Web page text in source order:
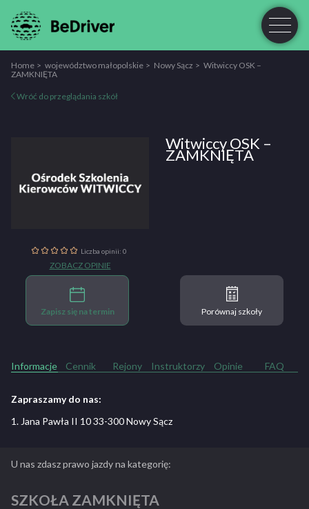
Home województwo małopolskie Nowy Sącz
Witwiccy OSK –
ZAMKNIĘTA
Wróć do przeglądania szkół
Liczba opinii: 0
ZOBACZ OPINIE
Witwiccy OSK –
ZAMKNIĘTA
Zapisz się na termin Porównaj szkoły
Informacje Cennik Rejony Instruktorzy Opinie FAQ
Zapraszamy do nas:
1. Jana Pawła II 10 33-300 Nowy Sącz
U nas zdasz prawo jazdy na kategorię:
SZKOŁA ZAMKNIĘTA